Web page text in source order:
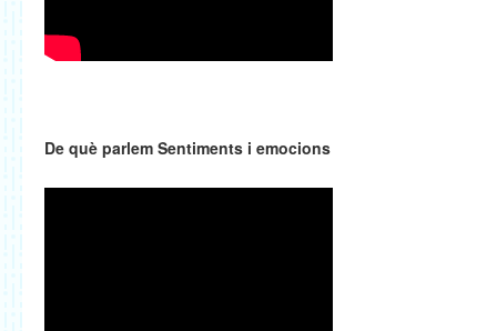
De què parlem Sentiments i emocions